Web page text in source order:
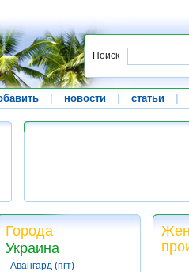
Поиск
новости статьи
Города
Украина
Авангард (пгт)